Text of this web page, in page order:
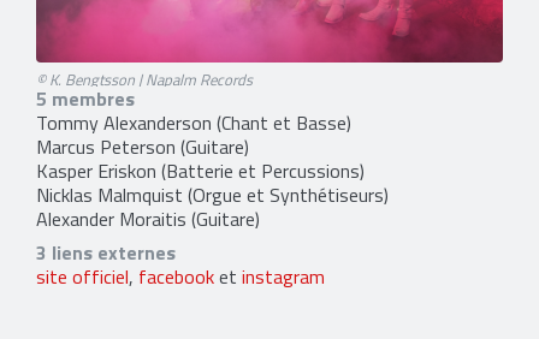
© K. Bengtsson | Napalm Records
5 membres
Tommy Alexanderson (Chant et Basse)
Marcus Peterson (Guitare)
Kasper Eriskon (Batterie et Percussions)
Nicklas Malmquist (Orgue et Synthétiseurs)
Alexander Moraitis (Guitare)
3 liens externes
site officiel, facebooket instagram